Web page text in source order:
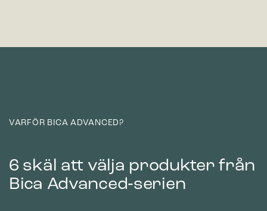
VARFÖR BICA ADVANCED?
6 skäl att välja produkter från
Bica Advanced‑serien